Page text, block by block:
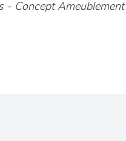
- Concept Ameublement